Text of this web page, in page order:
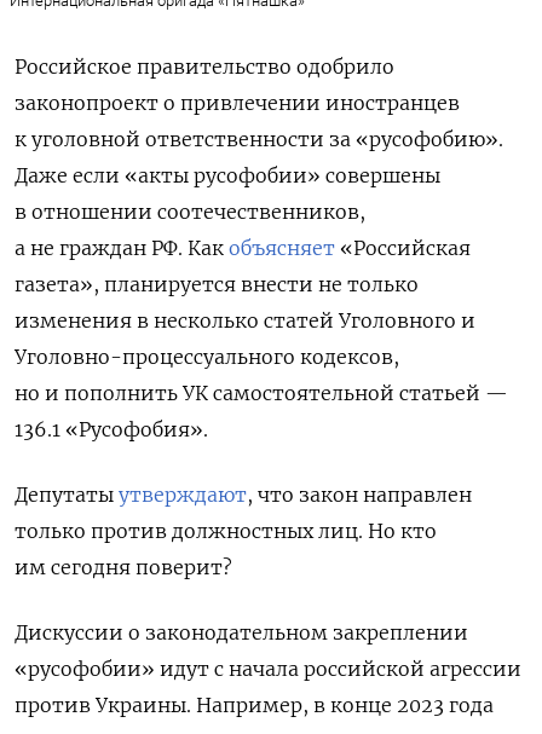
Российское правительство одобрило
законопроект о привлечении иностранцев
к уголовной ответственности за «русофобию».
Даже если «акты русофобии» совершены
в отношении соотечественников,
а не граждан РФ. Как объясняет «Российская
газета», планируется внести не только
изменения в несколько статей Уголовного и
Уголовно-процессуального кодексов,
но и пополнить УК самостоятельной статьей —
136.1 «Русофобия».
Депутаты утверждают, что закон направлен
только против должностных лиц. Но кто
им сегодня поверит?
Дискуссии о законодательном закреплении
«русофобии» идут с начала российской агрессии
против Украины. Например, в конце 2023 года